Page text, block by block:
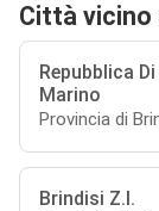
Città vicino
Repubblica Di
Marino
Provincia di
Brindisi Z.I.